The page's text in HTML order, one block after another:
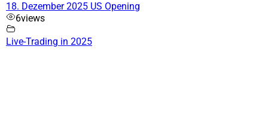
18. Dezember 2025 US Opening
6views
Live-Trading in 2025